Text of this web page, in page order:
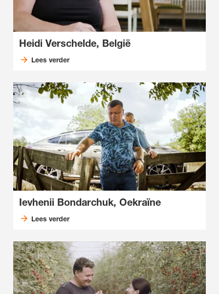
Heidi Verschelde, België
Lees verder
Ievhenii Bondarchuk, Oekraïne
Lees verder